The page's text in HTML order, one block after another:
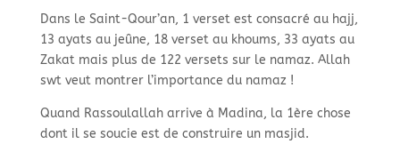
Dans le Saint-Qour’an, 1 verset est consacré au hajj,
13 ayats au jeûne, 18 verset au khoums, 33 ayats au
Zakat mais plus de 122 versets sur le namaz. Allah
swt veut montrer l’importance du namaz !
Quand Rassoulallah arrive à Madina, la 1ère chose
dont il se soucie est de construire un masjid.